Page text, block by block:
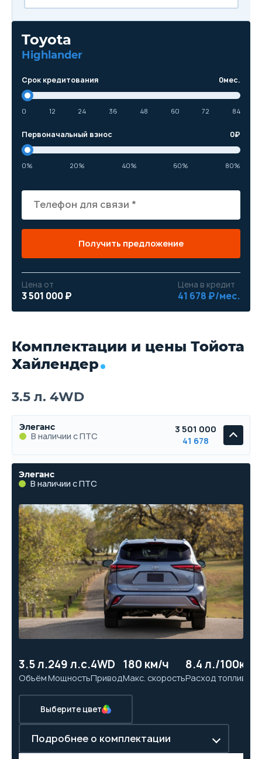
Toyota
Highlander
Срок кредитования 0мес.
0 12 24 36 48 60 72 84
Первоначальный взнос 0₽
0% 20% 40% 60% 80%
Получить предложение
Цена от
3 501 000 ₽
Цена в кредит
41 678 ₽/мес.
Комплектации и цены Тойота
Хайлендер
3.5 л. 4WD
Элеганс
В наличии с ПТС
3 501 000
41 678
Элеганс
В наличии с ПТС
3.5 л.
Объём
249 л.с.
Мощность
4WD
Привод
180 км/ч
Макс. скорость
8.4 л./100км
Расход топлива
Выберите цвет
Подробнее о комплектации